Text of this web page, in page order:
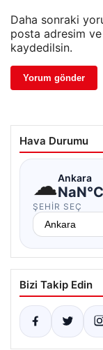
Daha sonraki
posta adresim
kaydedilsin.
Hava Durumu
☁Ankara
NaN°C
ŞEHIR SEÇ
Bizi Takip Edin